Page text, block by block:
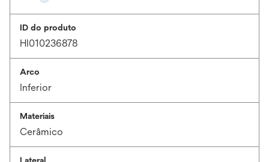
ID do produto
HI010236878
Arco
Inferior
Materiais
Cerâmico